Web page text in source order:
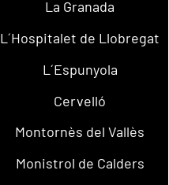
La Granada
L´Hospitalet de Llobregat
L´Espunyola
Cervelló
Montornès del Vallès
Monistrol de Calders